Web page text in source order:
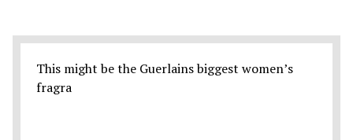
This might be the Guerlains biggest women’s
fragra